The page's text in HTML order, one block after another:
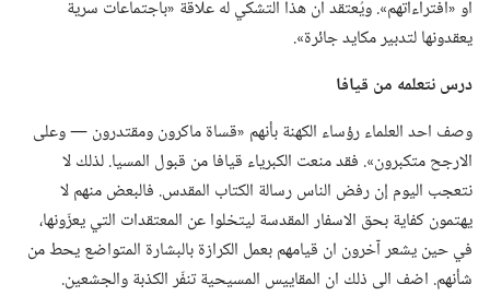
او «افتراءاتهم».‏ ويُعتقد ان هذا التشكي له علاقة «باجتماعات سرية
يعقدونها لتدبير مكايد جائرة».‏
درس نتعلمه من قيافا
وصف احد العلماء رؤساء الكهنة بأنهم «قساة ماكرون ومقتدرون —‏ وعلى
الارجح متكبرون».‏ فقد منعت الكبرياء قيافا من قبول المسيا.‏ لذلك لا
نتعجب اليوم إن رفض الناس رسالة الكتاب المقدس.‏ فالبعض منهم لا
يهتمون كفاية بحق الاسفار المقدسة ليتخلوا عن المعتقدات التي يعزّونها،‏
في حين يشعر آخرون ان قيامهم بعمل الكرازة بالبشارة المتواضع يحط من
شأنهم.‏ اضف الى ذلك ان المقاييس المسيحية تنفّر الكذبة والجشعين.‏